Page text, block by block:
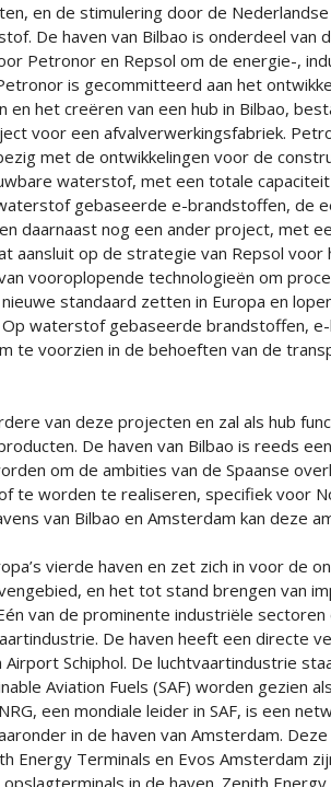
en de stimulering door de
De haven van Bilbao is onderdeel van
Petronor en Repsol om de energie-,
is gecommitteerd aan het
het creëren van een hub in Bilbao,
voor een afvalverwerkingsfabriek.
met de ontwikkelingen voor de
waterstof, met een totale capaciteit
gebaseerde e-brandstoffen, de
daarnaast nog een ander project, met
aansluit op de strategie van Repsol voor
vooroplopende technologieën om
standaard zetten in Europa en
waterstof gebaseerde brandstoffen,
te voorzien in de behoeften van de
van deze projecten en zal als hub
De haven van Bilbao is reeds
om de ambities van de Spaanse
te worden te realiseren, specifiek voor
van Bilbao en Amsterdam kan deze
vierde haven en zet zich in voor de
en het tot stand brengen van
van de prominente industriële sectoren
De haven heeft een directe
Schiphol. De luchtvaartindustrie
Aviation Fuels (SAF) worden gezien
een mondiale leider in SAF, is een
in de haven van Amsterdam.
Energy Terminals en Evos Amsterdam
in de haven. Zenith